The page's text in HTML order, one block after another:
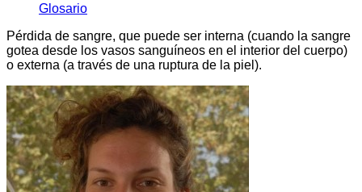
Glosario
Pérdida de sangre, que puede ser interna (cuando la sangre
gotea desde los vasos sanguíneos en el interior del cuerpo)
o externa (a través de una ruptura de la piel).